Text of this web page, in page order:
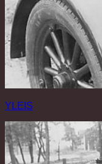
YLEIS